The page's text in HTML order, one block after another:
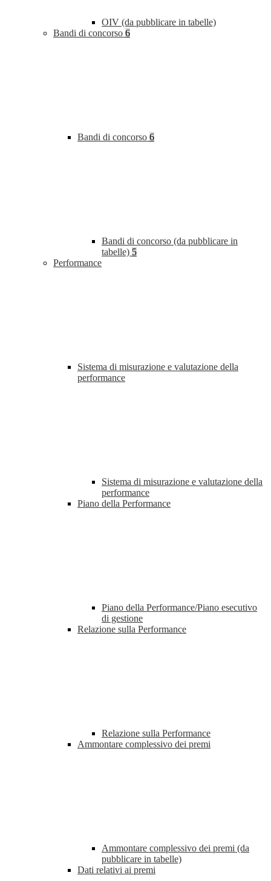
OIV (da pubblicare in tabelle)
Bandi di concorso 6
Bandi di concorso 6
Bandi di concorso (da pubblicare in
tabelle) 5
Performance
Sistema di misurazione e valutazione della
performance
Sistema di misurazione e valutazione della
performance
Piano della Performance
Piano della Performance/Piano esecutivo
di gestione
Relazione sulla Performance
Relazione sulla Performance
Ammontare complessivo dei premi
Ammontare complessivo dei premi (da
pubblicare in tabelle)
Dati relativi ai premi